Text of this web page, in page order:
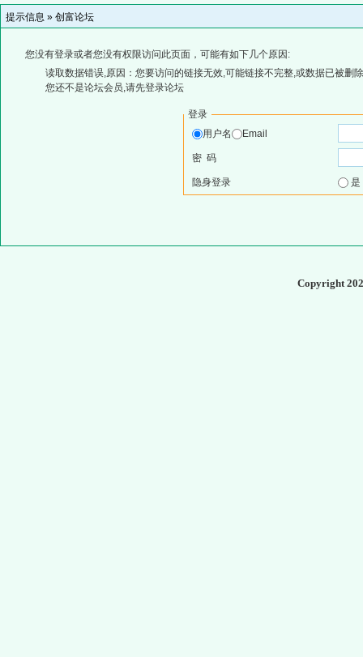
提示信息 » 创富论坛
您没有登录或者您没有权限访问此页面，可能有如下几个原因:
读取数据错误,原因：您要访问的链接无效,可能链接不完整,或数据已被删
您还不是论坛会员,请先登录论坛
登录
用户名
Email
密 码
隐身登录
Copyright